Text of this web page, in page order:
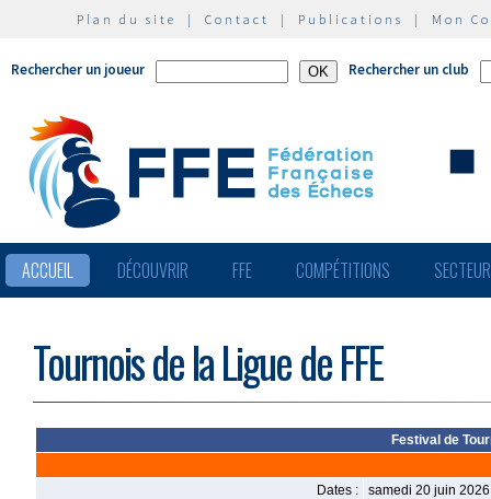
Plan du site | Contact | Publications | Mon
Rechercher un joueur Rechercher un club
ACCUEIL DÉCOUVRIR FFE COMPÉTITIONS
Tournois de la Ligue de FFE
Festival de
Dates :
samedi 20 juin